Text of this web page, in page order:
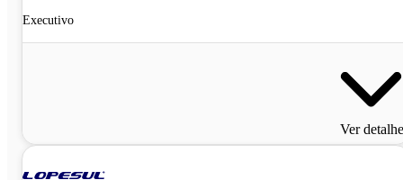
Executivo
Ver